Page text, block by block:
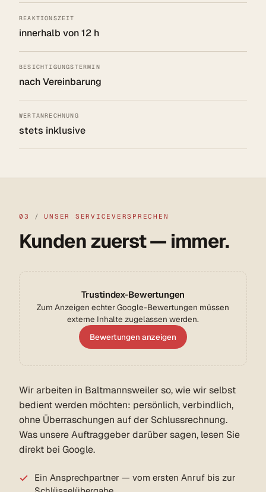
REAKTIONSZEIT
innerhalb von 12 h
BESICHTIGUNGSTERMIN
nach Vereinbarung
WERTANRECHNUNG
stets inklusive
03 / UNSER SERVICEVERSPRECHEN
Kunden zuerst — immer.
Trustindex-Bewertungen
Zum Anzeigen echter Google-Bewertungen müssen
externe Inhalte zugelassen werden.
Bewertungen anzeigen
Wir arbeiten in Baltmannsweiler so, wie wir selbst
bedient werden möchten: persönlich, verbindlich,
ohne Überraschungen auf der Schlussrechnung.
Was unsere Auftraggeber darüber sagen, lesen Sie
direkt bei Google.
Ein Ansprechpartner — vom ersten Anruf bis zur